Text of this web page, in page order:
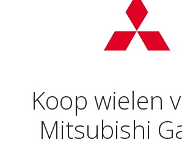
Koop wielen
Mitsubishi